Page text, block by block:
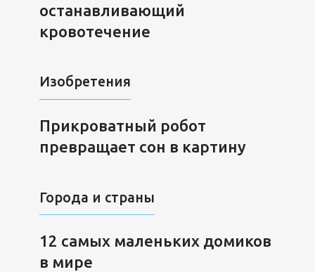
останавливающий
кровотечение
Изобретения
Прикроватный робот
превращает сон в картину
Города и страны
12 cамых маленьких домиков
в мире